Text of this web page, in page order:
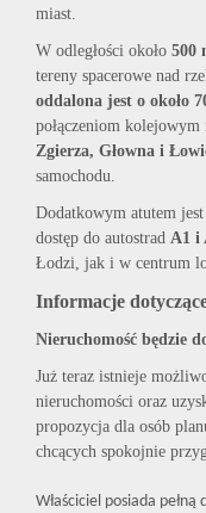
miast.
W odległości około 500
tereny spacerowe nad
oddalona jest o około
połączeniom
Zgierza, Głowna i
samochodu.
Dodatkowym atutem
dostęp do autostrad A1 i
Łodzi, jak i w centrum
Informacje
Nieruchomość będzie
Już teraz istnieje
nieruchomości oraz
propozycja dla osób
chcących spokojnie
Właściciel posiada